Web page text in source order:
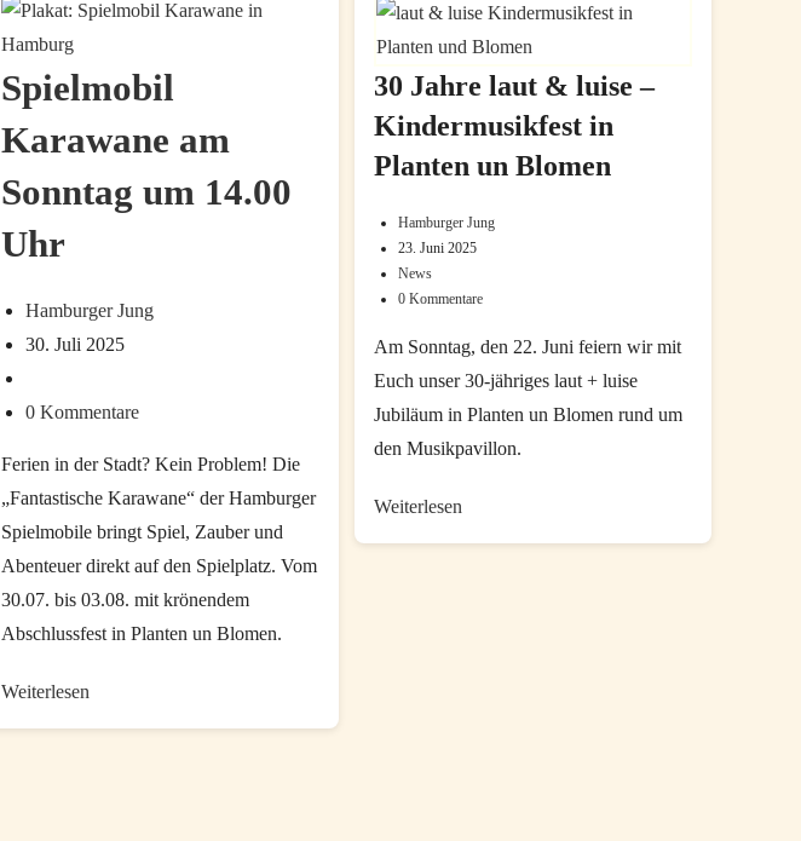
Pauli
Kinder-
Jugendrockfestival
dem
Spielmobil
Karawane am
Sonntag um 14.00
Uhr
Beitrags-
Autor:
Hamburger Jung
Beitrag
geändert
30. Juli 2025
Kategorie:
Beitrags-
0 Kommentare
Ferien in der Stadt? Kein Problem! Die
„Fantastische Karawane“ der Hamburger
Spielmobile bringt Spiel, Zauber und
Abenteuer direkt auf den Spielplatz. Vom
30.07. bis 03.08. mit krönendem
Abschlussfest in Planten un Blomen.
WeiterlesenSpielmobil
30 Jahre laut & luise –
Kindermusikfest in
Planten un Blomen
Beitrags-
Autor:
Hamburger Jung
Beitrag
zuletzt
geändert
am:
23. Juni 2025
Beitrags-
Kategorie:
News
Beitrags-
0 Kommentare
Am Sonntag, den 22. Juni feiern wir mit
Euch unser 30-jähriges laut + luise
Jubiläum in Planten un Blomen rund um
den Musikpavillon.
Weiterlesen30